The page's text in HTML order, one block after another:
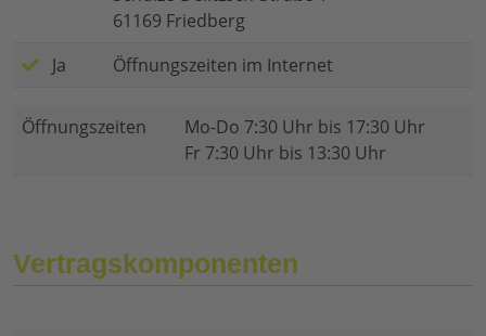
61169 Friedberg
Ja
Öffnungszeiten im Internet
Öffnungszeiten
Mo-Do 7:30 Uhr bis 17:30 Uhr
Fr 7:30 Uhr bis 13:30 Uhr
Vertragskomponenten